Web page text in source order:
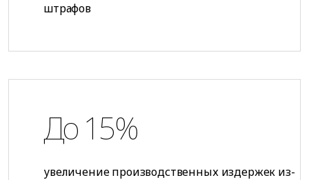
штрафов
До 15%
увеличение производственных издержек из-